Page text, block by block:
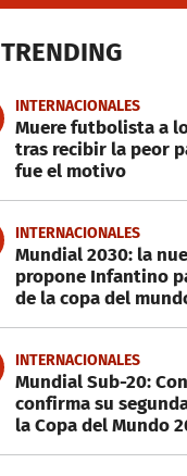
TRENDING
INTERNACIONALES
Muere futbolista a
tras recibir la peor
fue el motivo
INTERNACIONALES
Mundial 2030: la
propone Infantino
de la copa del
INTERNACIONALES
Mundial Sub-20:
confirma su
la Copa del Mundo